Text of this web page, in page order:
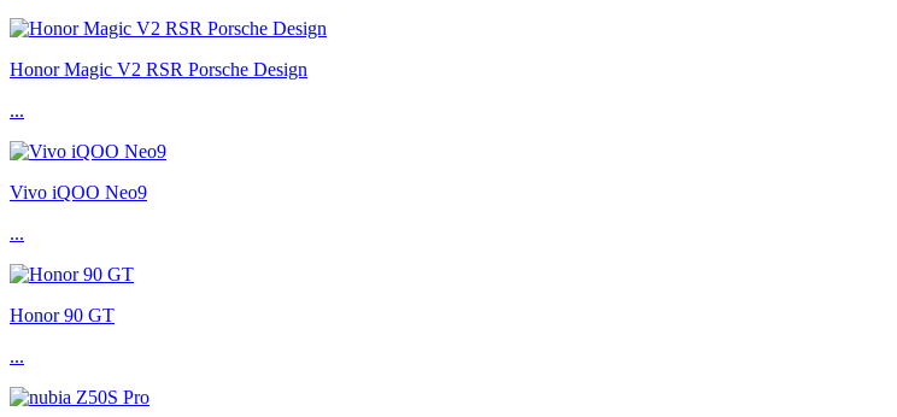
Honor Magic V2 RSR Porsche Design
...
Vivo iQOO Neo9
...
Honor 90 GT
...